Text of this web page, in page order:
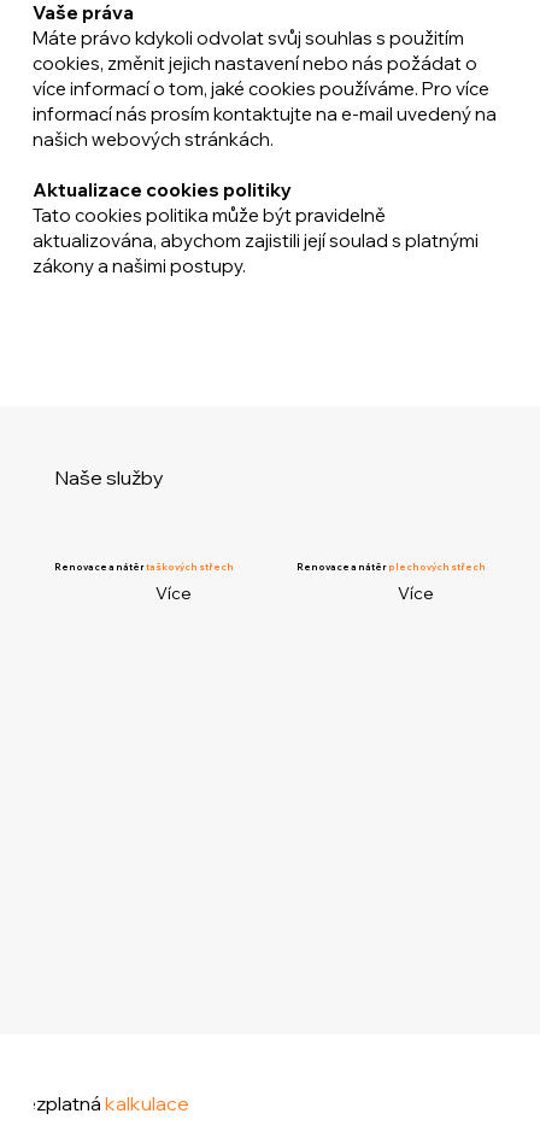
Vaše práva
Máte právo kdykoli odvolat svůj souhlas s použitím
cookies, změnit jejich nastavení nebo nás požádat o
více informací o tom, jaké cookies používáme. Pro více
informací nás prosím kontaktujte na e-mail uvedený na
našich webových stránkách.
Aktualizace cookies politiky
Tato cookies politika může být pravidelně
aktualizována, abychom zajistili její soulad s platnými
zákony a našimi postupy.
Naše služby
Renovace a nátěrtaškových střech
Více
Renovace a nátěr plechových střech
Více
Bezplatná kalkulace